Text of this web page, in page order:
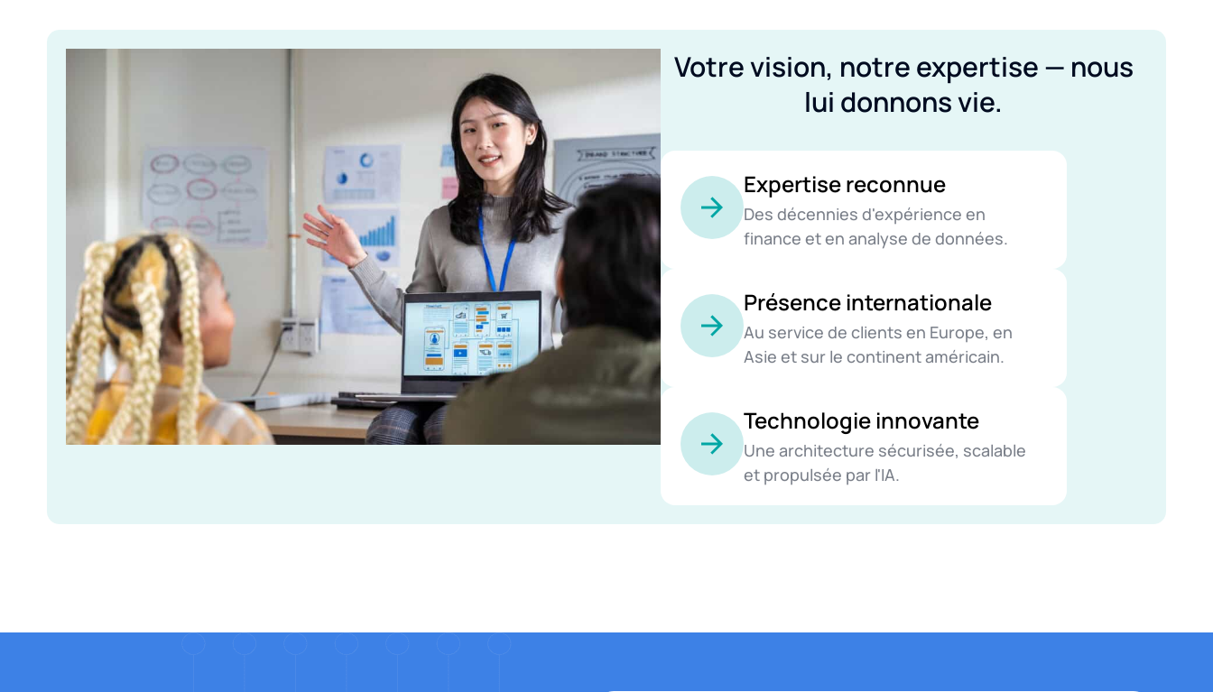
Votre vision, notre expertise — nous
lui donnons vie.
Expertise reconnue
Des décennies d'expérience en
finance et en analyse de données.
Présence internationale
Au service de clients en Europe, en
Asie et sur le continent américain.
Technologie innovante
Une architecture sécurisée, scalable
et propulsée par l'IA.